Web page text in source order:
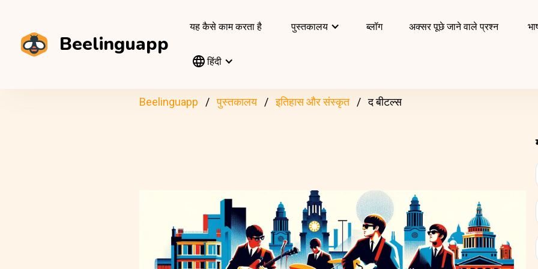
Beelinguapp
यह कैसे काम करता है पुस्तकालय ब्लॉग अक्सर पूछे जाने वाले प्रश्न
हिंदी
Beelinguapp पुस्तकालय इतिहास और संस्कृत द बीटल्स